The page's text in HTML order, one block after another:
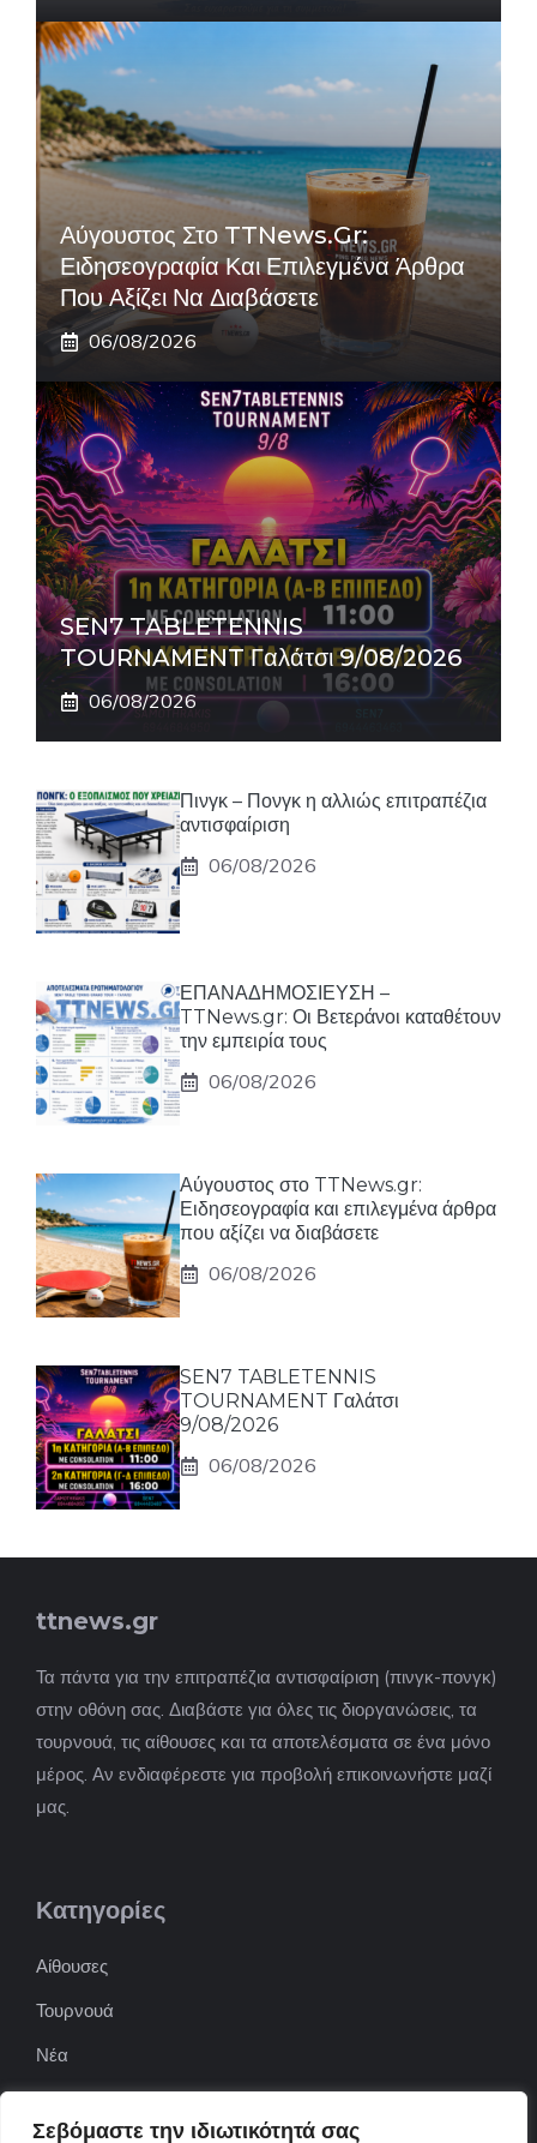
Σεβόμαστε την ιδιωτικότητά σας
Αύγουστος Στο TTNews.gr:
Ειδησεογραφία Και Επιλεγμένα Άρθρα
Που Αξίζει Να Διαβάσετε
06/08/2026
SEN7 TABLETENNIS
TOURNAMENT Γαλάτσι 9/08/2026
06/08/2026
Πινγκ – Πονγκ η αλλιώς επιτραπέζια
αντισφαίριση
06/08/2026
ΕΠΑΝΑΔΗΜΟΣΙΕΥΣΗ –
TTNews.gr: Οι Βετεράνοι καταθέτουν
την εμπειρία τους
06/08/2026
Αύγουστος στο TTNews.gr:
Ειδησεογραφία και επιλεγμένα άρθρα
που αξίζει να διαβάσετε
06/08/2026
SEN7 TABLETENNIS
TOURNAMENT Γαλάτσι
9/08/2026
06/08/2026
ttnews.gr
Τα πάντα για την επιτραπέζια αντισφαίριση (πινγκ-πονγκ)
στην οθόνη σας. Διαβάστε για όλες τις διοργανώσεις, τα
τουρνουά, τις αίθουσες και τα αποτελέσματα σε ένα μόνο
μέρος. Αν ενδιαφέρεστε για προβολή επικοινωνήστε μαζί
μας.
Κατηγορίες
Αίθουσες
Τουρνουά
Νέα